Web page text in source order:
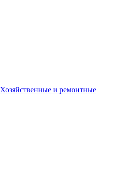
Хозяйственные и ремонтные